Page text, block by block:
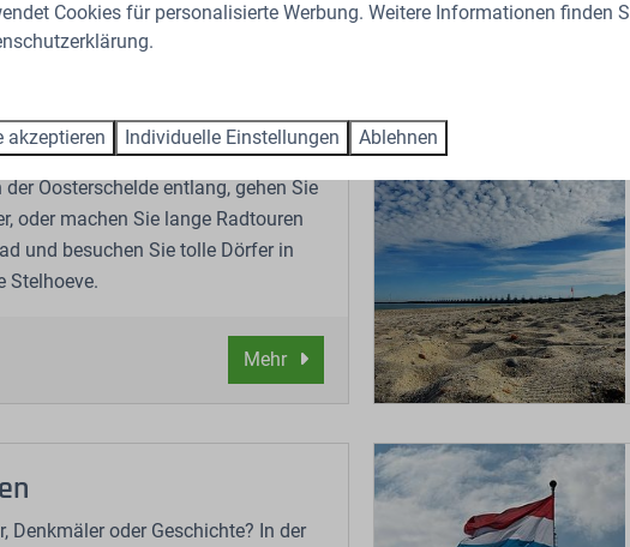
Wandern
der Oosterschelde entlang, gehen Sie
oder machen Sie lange Radtouren
und besuchen Sie tolle Dörfer in
Stelhoeve.
Mehr
Denkmäler oder Geschichte? In der
Cookies für personalisierte Werbung. Weitere Informationen finden
akzeptieren Individuelle Einstellungen Ablehnen